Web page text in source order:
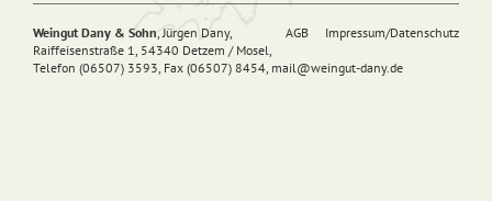
AGB Impressum/Datenschutz
Weingut Dany & Sohn, Jürgen Dany,
Raiffeisenstraße 1, 54340 Detzem / Mosel,
Telefon (06507) 3593, Fax (06507) 8454, mail@weingut-dany.de